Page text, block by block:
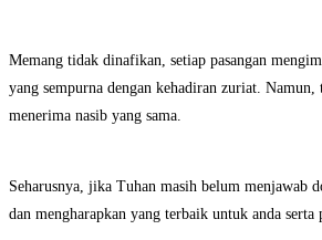
Memang tidak dinafikan, setiap pasangan
yang sempurna dengan kehadiran zuriat. Namun,
menerima nasib yang sama.
Seharusnya, jika Tuhan masih belum menjawab
dan mengharapkan yang terbaik untuk anda serta